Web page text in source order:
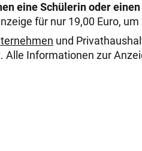
eine Schülerin oder
für nur 19,00 Euro,
und
Alle Informationen zur